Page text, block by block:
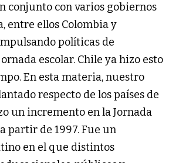
conjunto con varios gobiernos
entre ellos Colombia y
políticas de
escolar. Chile ya hizo esto
En esta materia, nuestro
respecto de los países de
un incremento en la Jornada
partir de 1997. Fue un
en el que distintos